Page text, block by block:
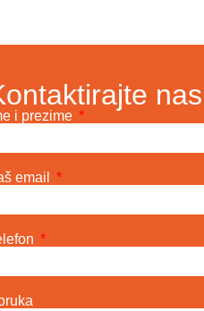
nas
i prezime
email